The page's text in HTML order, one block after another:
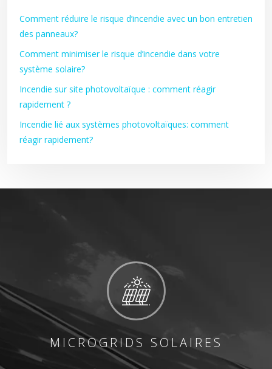
Comment réduire le risque d’incendie avec un bon entretien
des panneaux?
Comment minimiser le risque d’incendie dans votre
système solaire?
Incendie sur site photovoltaïque : comment réagir
rapidement ?
Incendie lié aux systèmes photovoltaïques: comment
réagir rapidement?
MICROGRIDS SOLAIRES